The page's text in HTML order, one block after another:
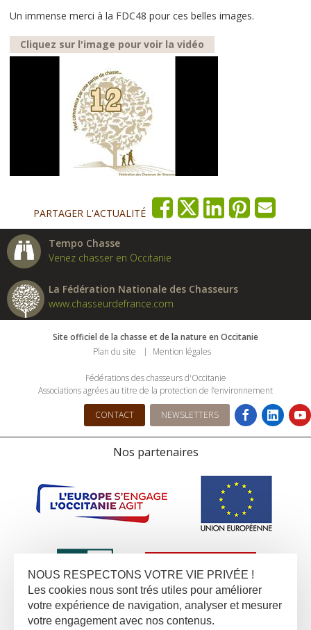
Un immense merci à la FDC48 pour ces belles images.
Cliquez sur l'image pour voir la vidéo
PARTAGER L'ACTUALITÉ
Tempo Chasse
Venez chasser en Occitanie
La Fédération Nationale des Chasseurs
www.chasseurdefrance.com
Site officiel de la chasse et de la nature en Occitanie
Plan du site
Mention légales
Fédérations des chasseurs d'Occitanie
Associations agrées au titre de la protection de l’environnement
CONTACT NEWSLETTERS
Nos partenaires
NOUS RESPECTONS VOTRE VIE PRIVÉE !
Les cookies nous sont trés utiles pour améliorer
votre expérience de navigation, analyser et mesurer
votre engagement avec nos contenus.